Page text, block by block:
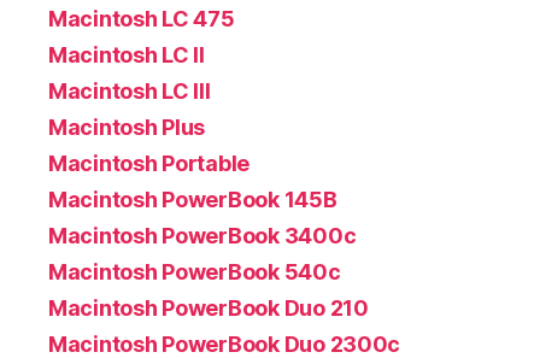
Macintosh LC 475
Macintosh LC II
Macintosh LC III
Macintosh Plus
Macintosh Portable
Macintosh PowerBook 145B
Macintosh PowerBook 3400c
Macintosh PowerBook 540c
Macintosh PowerBook Duo 210
Macintosh PowerBook Duo 2300c